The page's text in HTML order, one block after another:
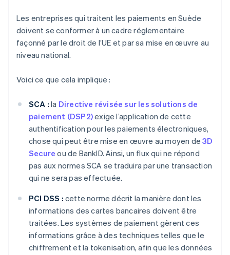
Les entreprises qui traitent les paiements en Suède
doivent se conformer à un cadre réglementaire
façonné par le droit de l’UE et par sa mise en œuvre au
niveau national.
Voici ce que cela implique :
SCA : la Directive révisée sur les solutions de
paiement (DSP2)exige l’application de cette
authentification pour les paiements électroniques,
chose qui peut être mise en œuvre au moyen de3D
Secure ou de BankID. Ainsi, un flux qui ne répond
pas aux normes SCA se traduira par une transaction
qui ne sera pas effectuée.
PCI DSS : cette norme décrit la manière dont les
informations des cartes bancaires doivent être
traitées. Les systèmes de paiement gèrent ces
informations grâce à des techniques telles que le
chiffrement et la tokenisation, afin que les données